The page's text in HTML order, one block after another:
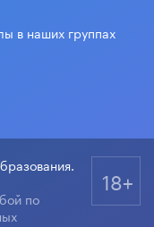
в наших группах
по
18+